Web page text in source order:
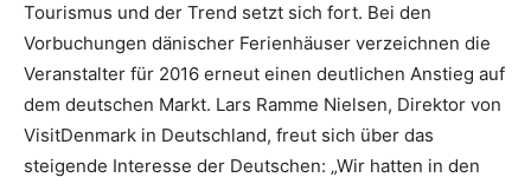
Tourismus und der Trend setzt sich fort. Bei den
Vorbuchungen dänischer Ferienhäuser verzeichnen die
Veranstalter für 2016 erneut einen deutlichen Anstieg auf
dem deutschen Markt. Lars Ramme Nielsen, Direktor von
VisitDenmark in Deutschland, freut sich über das
steigende Interesse der Deutschen: „Wir hatten in den